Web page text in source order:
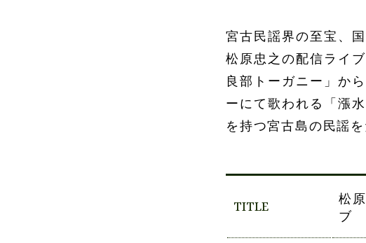
宮古民謡界の至宝、
松原忠之の配信ライ
良部トーガニー」か
ーにて歌われる「漲
を持つ宮古島の民謡
TITLE
松
ブ